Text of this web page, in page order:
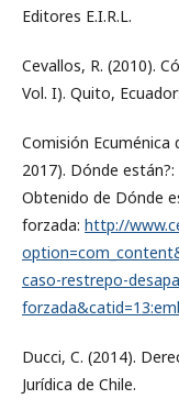
Editores E.I.R.L.
Cevallos, R. (2010).
Vol. I). Quito,
Comisión Ecuménica
2017). Dónde
Obtenido de Dónde
forzada: http://
caso-restrepo-
Ducci, C. (2014).
Jurídica de Chile.